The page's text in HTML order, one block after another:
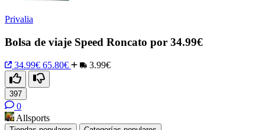
Privalia
Bolsa de viaje Speed Roncato por 34.99€
34.99€ 65.80€ 3.99€
397
0
Allsports